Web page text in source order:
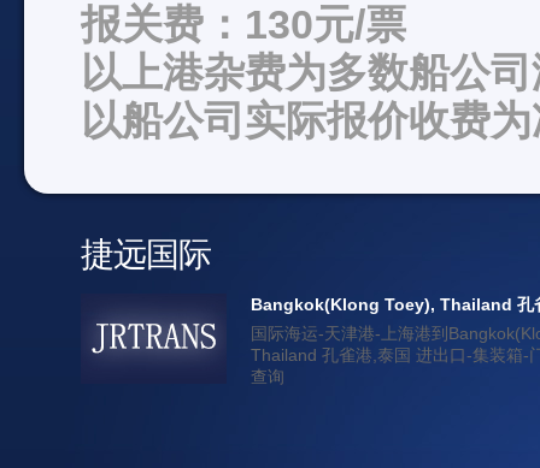
报关费：130元/票
以上港杂费为多数船公
以船公司实际报价收费
捷远国际
Bangkok(Klong Toey), Thailand 孔
国际海运-天津港-上海港到
Thailand 孔雀港,泰国 进出口-集装箱-
查询